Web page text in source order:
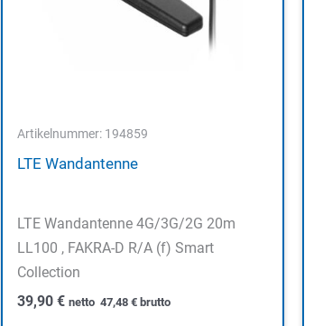
Artikelnummer: 194859
LTE Wandantenne
LTE Wandantenne 4G/3G/2G 20m
LL100 , FAKRA-D R/A (f) Smart
Collection
39,90 € netto 47,48 €brutto